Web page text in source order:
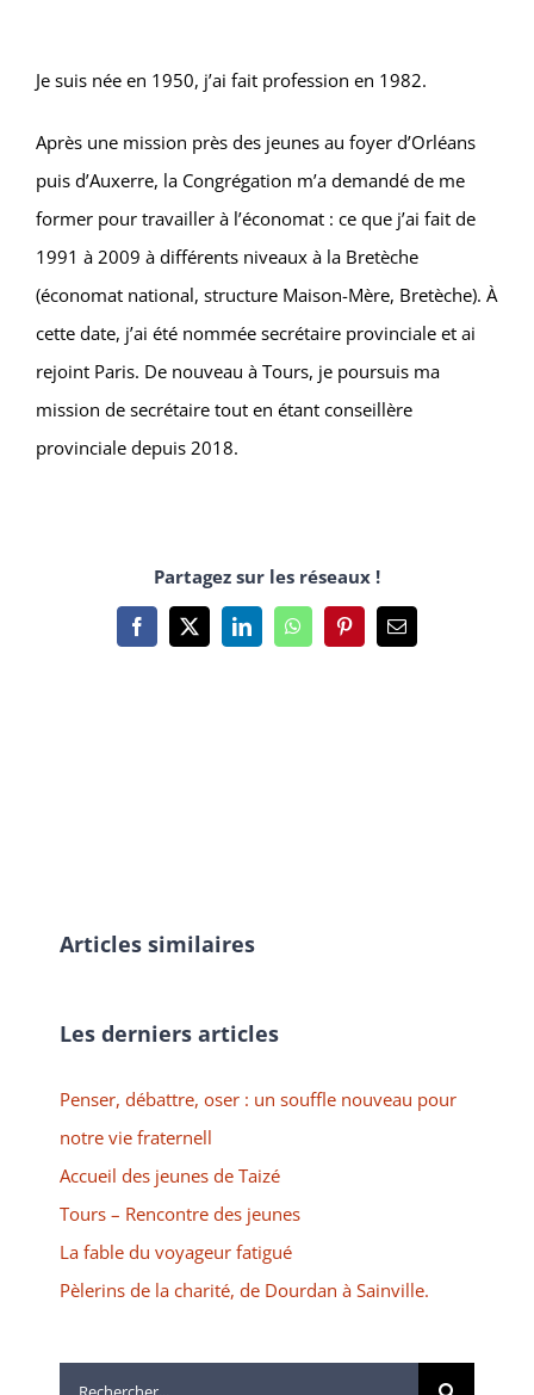
Je suis née en 1950, j’ai fait profession en 1982.
Après une mission près des jeunes au foyer d’Orléans
puis d’Auxerre, la Congrégation m’a demandé de me
former pour travailler à l’économat : ce que j’ai fait de
1991 à 2009 à différents niveaux à la Bretèche
(économat national, structure Maison-Mère, Bretèche). À
cette date, j’ai été nommée secrétaire provinciale et ai
rejoint Paris. De nouveau à Tours, je poursuis ma
mission de secrétaire tout en étant conseillère
provinciale depuis 2018.
Partagez sur les réseaux !
Facebook
X LinkedInWhatsAppPinterestEmail
Articles similaires
Les derniers articles
Penser, débattre, oser : un souffle nouveau pour
notre vie fraternell
Accueil des jeunes de Taizé
Tours – Rencontre des jeunes
La fable du voyageur fatigué
Pèlerins de la charité, de Dourdan à Sainville.
Rechercher: